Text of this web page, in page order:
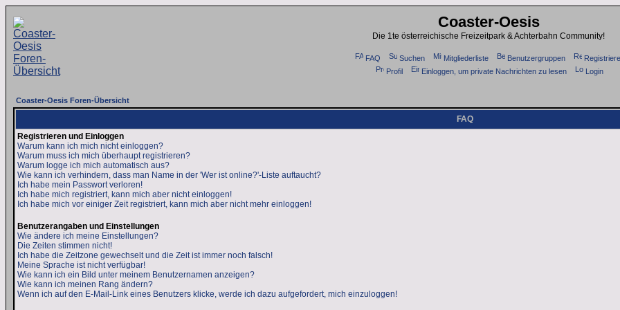
Coaster-Oesis
Die 1te österreichische Freizeitpark & Achterbahn Community!
FAQ Suchen Mitgliederliste Benutzergruppen
Profil
Einloggen, um private Nachrichten zu lesen Login
Coaster-Oesis Foren-Übersicht
FAQ
Registrieren und Einloggen
Warum kann ich mich nicht einloggen?
Warum muss ich mich überhaupt registrieren?
Warum logge ich mich automatisch aus?
Wie kann ich verhindern, dass man Name in der 'Wer ist online?'-Liste auftaucht?
Ich habe mein Passwort verloren!
Ich habe mich registriert, kann mich aber nicht einloggen!
Ich habe mich vor einiger Zeit registriert, kann mich aber nicht mehr einloggen!
Benutzerangaben und Einstellungen
Wie ändere ich meine Einstellungen?
Die Zeiten stimmen nicht!
Ich habe die Zeitzone gewechselt und die Zeit ist immer noch falsch!
Meine Sprache ist nicht verfügbar!
Wie kann ich ein Bild unter meinem Benutzernamen anzeigen?
Wie kann ich meinen Rang ändern?
Wenn ich auf den E-Mail-Link eines Benutzers klicke, werde ich dazu aufgefordert, mich einzuloggen!